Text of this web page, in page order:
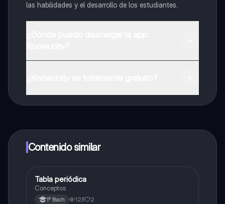
las habilidades y el desarrollo de los estudiantes.
a determinadas funciones.
Contenido similar
Química
Tabla periódica
Conceptos
1º Bach 123 2